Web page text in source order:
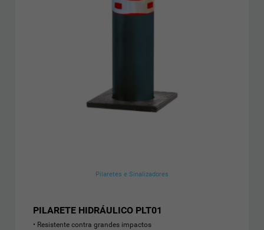
Pilaretes e Sinalizadores
PILARETE HIDRÁULICO PLT01
Resistente contra grandes impactos